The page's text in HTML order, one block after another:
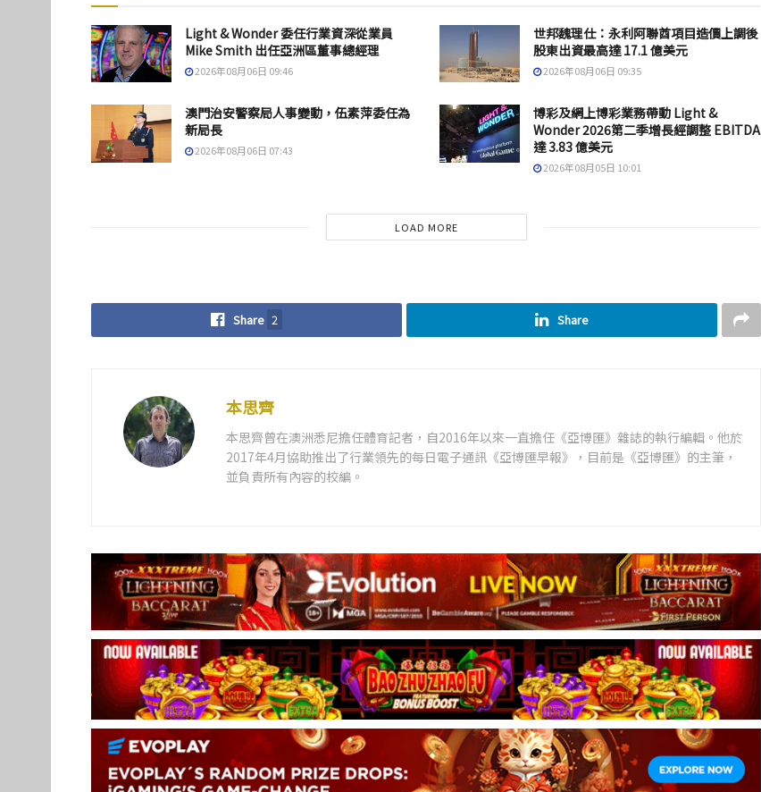
Light & Wonder 委任行業資深從業員
Mike Smith 出任亞洲區董事總經理
2026年08月06日 09:46
世邦魏理仕：永利阿聯酋項目造價上調後
股東出資最高達 17.1 億美元
2026年08月06日 09:35
澳門治安警察局人事變動，伍素萍委任為
新局長
2026年08月06日 07:43
博彩及網上博彩業務帶動 Light &
Wonder 2026第二季增長經調整 EBITDA
達 3.83 億美元
2026年08月05日 10:01
LOAD MORE
Share 2 Share
本思齊
本思齊曾在澳洲悉尼擔任體育記者，自2016年以來一直擔任《亞博匯》雜誌的執行編輯。他於
2017年4月協助推出了行業領先的每日電子通訊《亞博匯早報》，目前是《亞博匯》的主筆，
並負責所有內容的校編。